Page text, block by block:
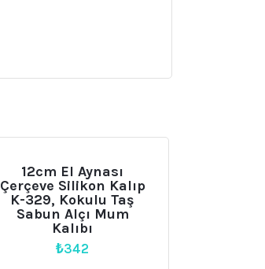
12cm El Aynası
Çerçeve Silikon Kalıp
K-329, Kokulu Taş
Sabun Alçı Mum
Kalıbı
₺342